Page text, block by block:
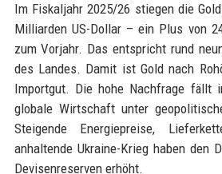
Im Fiskaljahr 2025/26 stiegen die
Milliarden US-Dollar – ein Plus von
zum Vorjahr. Das entspricht rund
des Landes. Damit ist Gold nach
Importgut. Die hohe Nachfrage fällt
globale Wirtschaft unter
Steigende Energiepreise,
anhaltende Ukraine-Krieg haben den
Devisenreserven erhöht.